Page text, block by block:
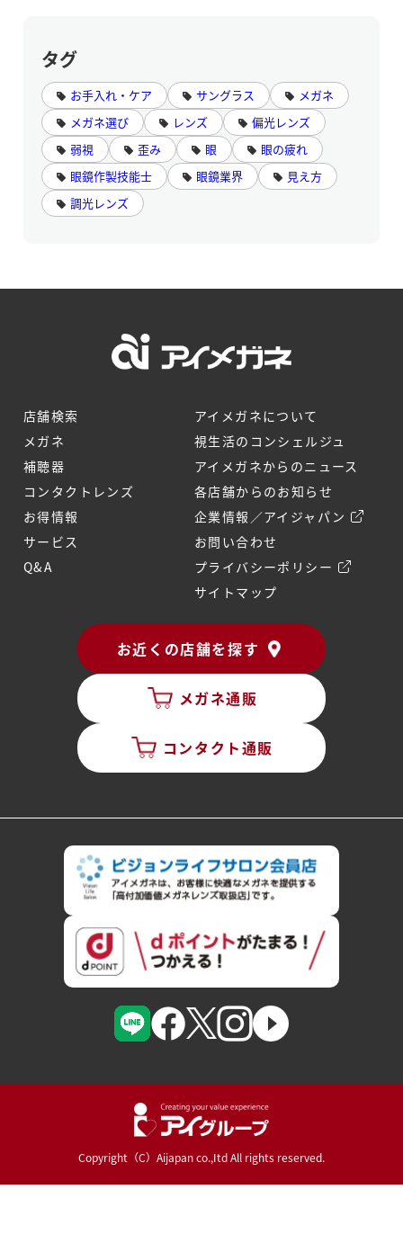
タグ
お手入れ・ケア サングラス
メガネ
メガネ選び
レンズ
偏光レンズ
弱視
歪み 眼
眼の疲れ
眼鏡作製技能士
眼鏡業界
見え方
調光レンズ
店舗検索
メガネ
補聴器
コンタクトレンズ
お得情報
サービス
Q&A
アイメガネについて
視生活のコンシェルジュ
アイメガネからのニュース
各店舗からのお知らせ
企業情報／アイジャパン
お問い合わせ
プライバシーポリシー
サイトマップ
お近くの店舗を探す
メガネ通販
コンタクト通販
Copyright（C）Aijapan co.,Itd All rights reserved.